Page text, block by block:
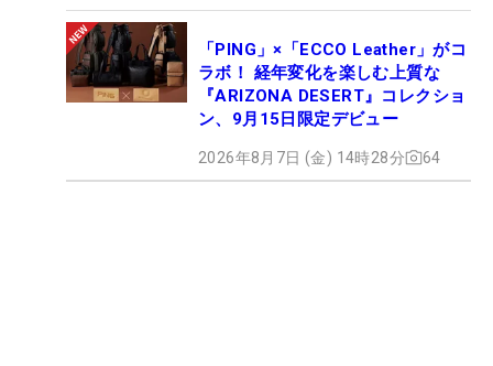
「PING」×「ECCO Leather」がコ
ラボ！ 経年変化を楽しむ上質な
『ARIZONA DESERT』コレクショ
ン、9月15日限定デビュー
2026年8月7日 (金) 14時28分 64